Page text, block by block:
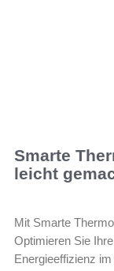
Smarte
leicht
Mit Smarte
Optimieren Sie
Energieeffizienz